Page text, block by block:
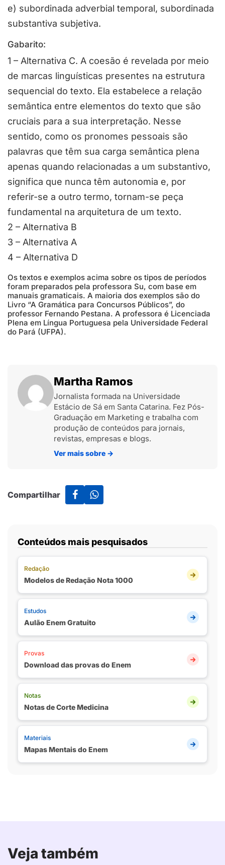
e) subordinada adverbial temporal, subordinada
substantiva subjetiva.
Gabarito:
1 – Alternativa C. A coesão é revelada por meio
de marcas linguísticas presentes na estrutura
sequencial do texto. Ela estabelece a relação
semântica entre elementos do texto que são
cruciais para a sua interpretação. Nesse
sentido, como os pronomes pessoais são
palavras que têm sua carga semântica plena
apenas quando relacionadas a um substantivo,
significa que nunca têm autonomia e, por
referir-se a outro termo, tornam-se peça
fundamental na arquitetura de um texto.
2 – Alternativa B
3 – Alternativa A
4 – Alternativa D
Os textos e exemplos acima sobre os tipos de períodos
foram preparados pela professora Su, com base em
manuais gramaticais. A maioria dos exemplos são do
Livro “A Gramática para Concursos Públicos”, do
professor Fernando Pestana. A professora é Licenciada
Plena em Língua Portuguesa pela Universidade Federal
do Pará (UFPA).
Martha Ramos
Jornalista formada na Universidade
Estácio de Sá em Santa Catarina. Fez Pós-
Graduação em Marketing e trabalha com
produção de conteúdos para jornais,
revistas, empresas e blogs.
Ver mais sobre →
Compartilhar
Conteúdos mais pesquisados
Redação
Modelos de Redação Nota 1000
Estudos
Aulão Enem Gratuito
Provas
Download das provas do Enem
Notas
Notas de Corte Medicina
Materiais
Mapas Mentais do Enem
Veja também